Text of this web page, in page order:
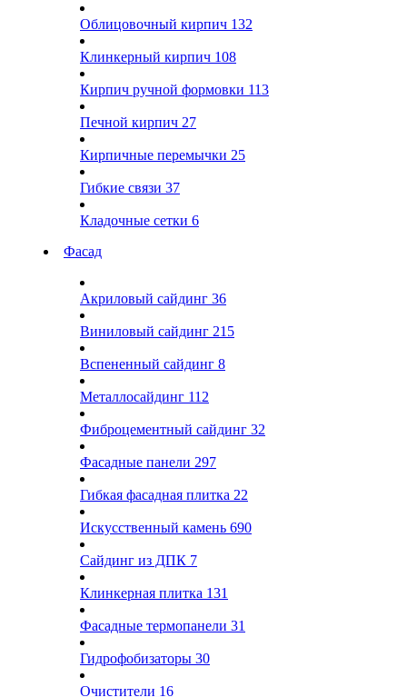
Облицовочный кирпич 132
Клинкерный кирпич 108
Кирпич ручной формовки 113
Печной кирпич 27
Кирпичные перемычки 25
Гибкие связи 37
Кладочные сетки 6
Фасад
Акриловый сайдинг 36
Виниловый сайдинг 215
Вспененный сайдинг 8
Металлосайдинг 112
Фиброцементный сайдинг 32
Фасадные панели 297
Гибкая фасадная плитка 22
Искусственный камень 690
Сайдинг из ДПК 7
Клинкерная плитка 131
Фасадные термопанели 31
Гидрофобизаторы 30
Очистители 16